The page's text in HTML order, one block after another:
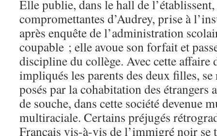
Elle publie, dans le hall de
compromettantes d’Audrey, prise à
après enquête de l’administration
coupable ; elle avoue son forfait et
discipline du collège. Avec cette affaire
impliqués les parents des deux filles,
posés par la cohabitation des étrangers
de souche, dans cette société devenue
multiraciale. Certains préjugés
Français vis-à-vis de l’immigré noir se